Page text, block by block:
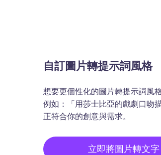
自訂圖片轉提示詞風格
想要更個性化的圖片轉提示詞風
例如：「用莎士比亞的戲劇口吻
正符合你的創意與需求。
立即將圖片轉文字